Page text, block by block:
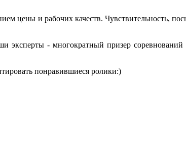
цены и рабочих качеств. Чувствительность,
эксперты - многократный призер
понравившиеся ролики:)